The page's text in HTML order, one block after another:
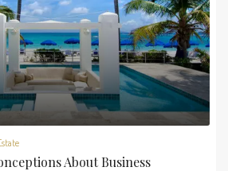
About Business